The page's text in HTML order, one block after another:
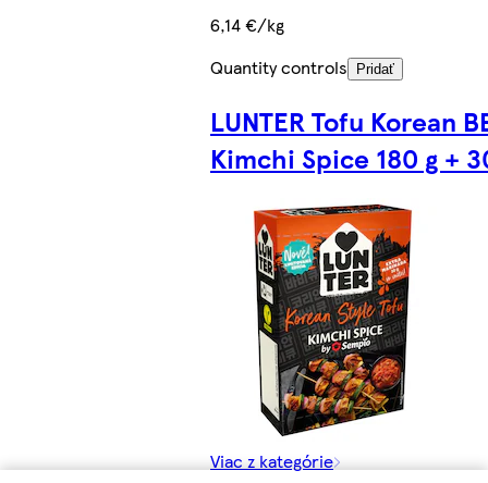
6,14 €/kg
Quantity controls
Pridať
LUNTER Tofu Korean
Kimchi Spice 180 g +
Viac z kategórie